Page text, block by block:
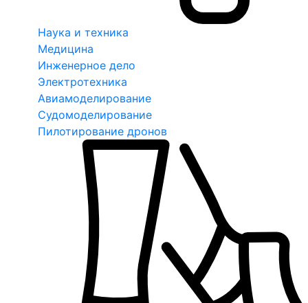
Наука и техника
Медицина
Инженерное дело
Электротехника
Авиамоделирование
Судомоделирование
Пилотирование дронов